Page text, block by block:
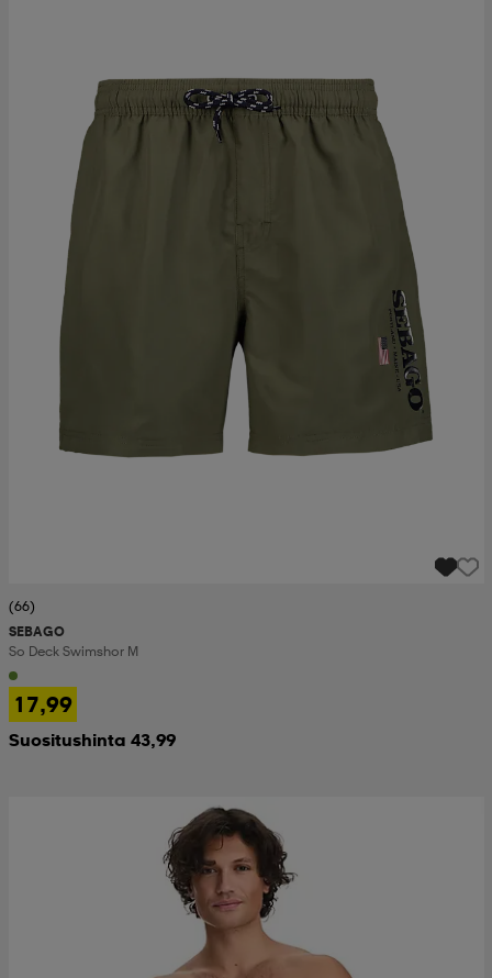
(66)
SEBAGO
So Deck Swimshor M
17,99
Suositushinta 43,99